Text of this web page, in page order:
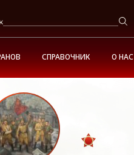
СПРАВОЧНИК О НАС